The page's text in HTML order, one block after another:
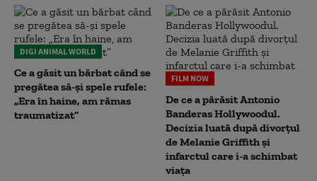
DIGI ANIMAL WORLD
Ce a găsit un bărbat când se
pregătea să-și spele rufele:
„Era în haine, am rămas
traumatizat”
FILM NOW
De ce a părăsit Antonio
Banderas Hollywoodul.
Decizia luată după divorțul
de Melanie Griffith și
infarctul care i-a schimbat
viața